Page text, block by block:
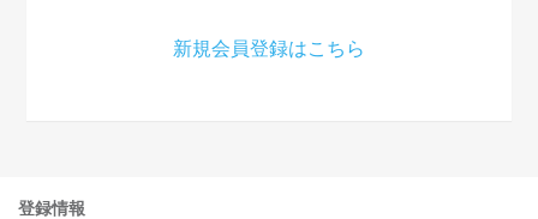
新規会員登録はこちら
登録情報